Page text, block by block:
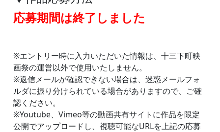
応募期間は終了しました
※エントリー時に入力いただいた情報は、十三下町映
画祭の運営以外で使用いたしません。
※返信メールが確認できない場合は、迷惑メールフォ
ルダに振り分けられている場合がありますので、ご確
認ください。
※Youtube、Vimeo等の動画共有サイトに作品を限定
公開でアップロードし、視聴可能なURLを上記の応募